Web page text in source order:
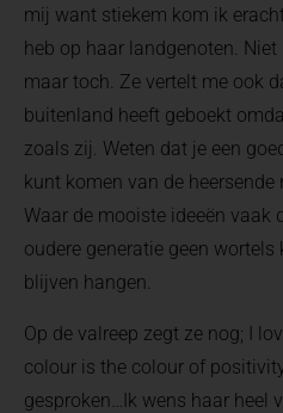
mij want stiekem kom ik
heb op haar landgenoten.
maar toch. Ze vertelt me ook
buitenland heeft geboekt
zoals zij. Weten dat je een
kunt komen van de
Waar de mooiste ideeën vaak
oudere generatie geen
blijven hangen.
Op de valreep zegt ze nog; I
colour is the colour of
gesproken…Ik wens haar heel